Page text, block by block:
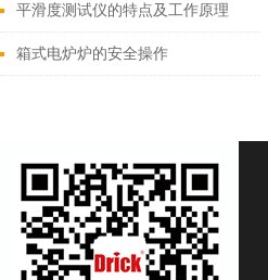
仪？
平滑度测试仪的特点及工作原理
箱式电炉炉的安全操作